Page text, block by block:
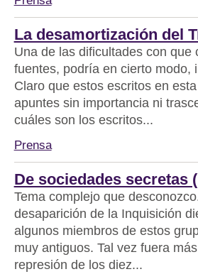
La desamortización del
Una de las dificultades con
fuentes, podría en cierto modo,
Claro que estos escritos en
apuntes sin importancia ni
cuáles son los escritos...
Prensa
De sociedades secretas
Tema complejo que
desaparición de la Inquisición
algunos miembros de estos
muy antiguos. Tal vez fuera
represión de los diez...